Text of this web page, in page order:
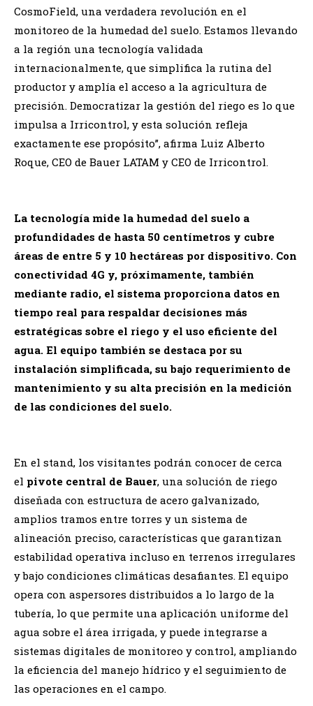
CosmoField, una verdadera revolución en el
monitoreo de la humedad del suelo. Estamos llevando
a la región una tecnología validada
internacionalmente, que simplifica la rutina del
productor y amplía el acceso a la agricultura de
precisión. Democratizar la gestión del riego es lo que
impulsa a Irricontrol, y esta solución refleja
exactamente ese propósito”, afirma Luiz Alberto
Roque, CEO de Bauer LATAM y CEO de Irricontrol.
La tecnología mide la humedad del suelo a
profundidades de hasta 50 centímetros y cubre
áreas de entre 5 y 10 hectáreas por dispositivo. Con
conectividad 4G y, próximamente, también
mediante radio, el sistema proporciona datos en
tiempo real para respaldar decisiones más
estratégicas sobre el riego y el uso eficiente del
agua. El equipo también se destaca por su
instalación simplificada, su bajo requerimiento de
mantenimiento y su alta precisión en la medición
de las condiciones del suelo.
En el stand, los visitantes podrán conocer de cerca
el pivote central de Bauer, una solución de riego
diseñada con estructura de acero galvanizado,
amplios tramos entre torres y un sistema de
alineación preciso, características que garantizan
estabilidad operativa incluso en terrenos irregulares
y bajo condiciones climáticas desafiantes. El equipo
opera con aspersores distribuidos a lo largo de la
tubería, lo que permite una aplicación uniforme del
agua sobre el área irrigada, y puede integrarse a
sistemas digitales de monitoreo y control, ampliando
la eficiencia del manejo hídrico y el seguimiento de
las operaciones en el campo.